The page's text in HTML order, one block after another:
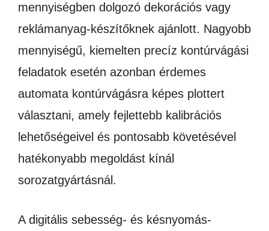
mennyiségben dolgozó dekorációs vagy
reklámanyag-készítőknek ajánlott. Nagyobb
mennyiségű, kiemelten precíz kontúrvágási
feladatok esetén azonban érdemes
automata kontúrvágásra képes plottert
választani, amely fejlettebb kalibrációs
lehetőségeivel és pontosabb követésével
hatékonyabb megoldást kínál
sorozatgyártásnál.
A digitális sebesség- és késnyomás-